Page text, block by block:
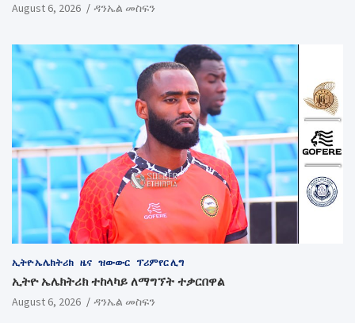
August 6, 2026 ዳንኤል መስፍን
ኢትዮ ኤሌክትሪክ ዜና ዝውውር ፕሪምየር ሊግ
ኢትዮ ኤሌክትሪክ ተከላካይ ለማግኘት ተቃርበዋል
August 6, 2026 ዳንኤል መስፍን